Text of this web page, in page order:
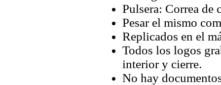
Pulsera: Correa de
Pesar el mismo
Replicados en el
Todos los logos
interior y cierre.
No hay